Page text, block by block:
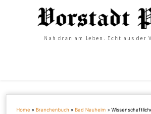
Nah dran am Leben. Echt aus der
Home »Branchenbuch »Bad Nauheim »